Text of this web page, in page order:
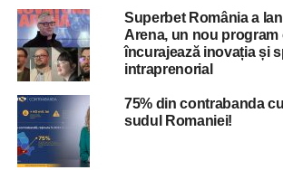
Prahova (judeţul Prahova).
În aceste zone se pot produce scurgeri
versanţi, torenţi şi pâraie, viituri rapide pe
posibile efecte de inundaţii locale şi
niveluri pe unele râuri din bazinele
menţionate, cu posibile depăşiri ale
Superbet România a
Arena, un nou program
încurajează inovația și
intraprenorial
75% din contrabanda
sudul Romaniei!